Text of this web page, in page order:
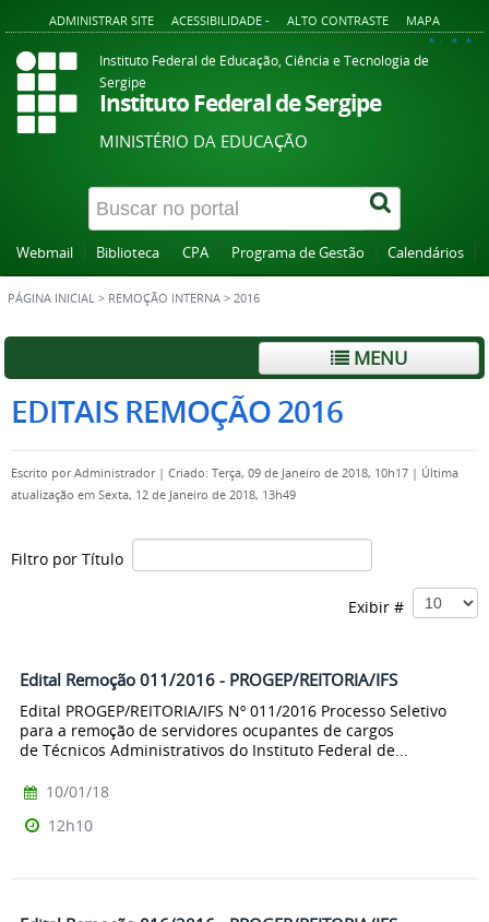
ADMINISTRAR SITE ACESSIBILIDADE - ALTO CONTRASTE MAPA
A+ A A-
Instituto Federal de Educação, Ciência e Tecnologia de
Sergipe
Instituto Federal de Sergipe
MINISTÉRIO DA EDUCAÇÃO
Webmail Biblioteca CPA Programa de Gestão Calendários
PÁGINA INICIAL > REMOÇÃO INTERNA > 2016
MENU
EDITAIS REMOÇÃO 2016
Escrito porAdministrador | Criado: Terça, 09 de Janeiro de 2018, 10h17 | Última
atualização em Sexta, 12 de Janeiro de 2018, 13h49
Filtro por Título
Exibir #
Edital Remoção 011/2016 - PROGEP/REITORIA/IFS
Edital PROGEP/REITORIA/IFS Nº 011/2016 Processo Seletivo
para a remoção de servidores ocupantes de cargos
de Técnicos Administrativos do Instituto Federal de...
10/01/18
12h10